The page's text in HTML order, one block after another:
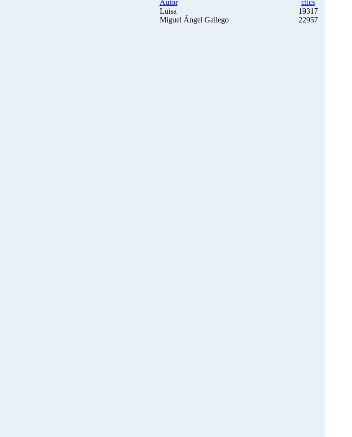
Autor
clics
Luisa
19317
Miguel Ángel Gallego 22957